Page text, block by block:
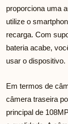
proporciona uma
utilize o
recarga. Com
bateria acabe,
usar o dispositivo.
Em termos de
câmera traseira
principal de